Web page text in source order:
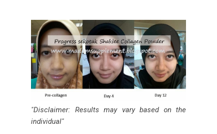
"Disclaimer: Results may vary based on the
individual"